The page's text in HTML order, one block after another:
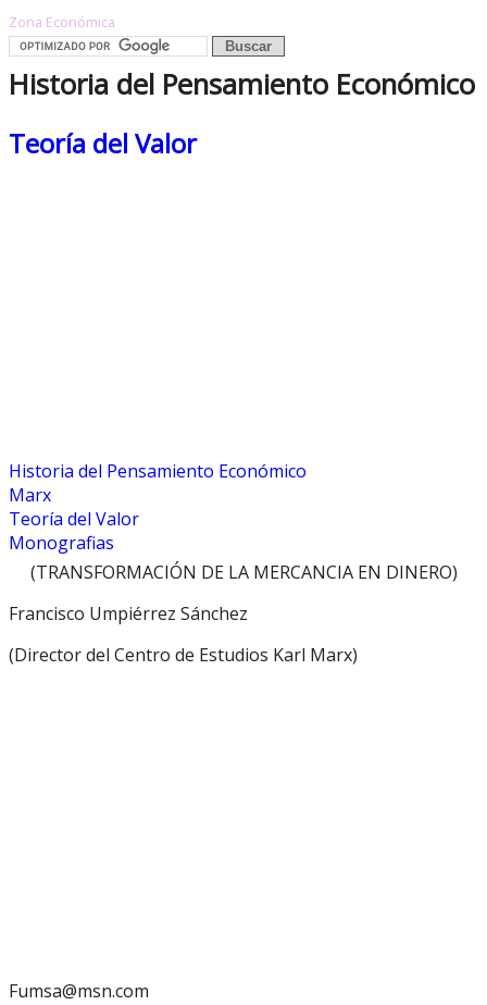
Zona Económica
Historia del Pensamiento Económico
Teoría del Valor
Historia del Pensamiento Económico
Marx
Teoría del Valor
Monografias
(TRANSFORMACIÓN DE LA MERCANCIA EN DINERO)
Francisco Umpiérrez Sánchez
(Director del Centro de Estudios Karl Marx)
Fumsa@msn.com